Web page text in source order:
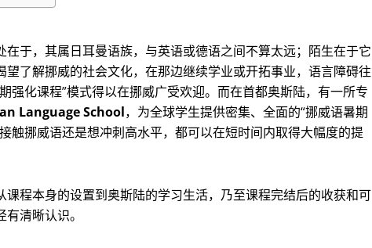
于，其属日耳曼语族，与英语或德语之间不算太远；陌生在于它
了解挪威的社会文化，在那边继续学业或开拓事业，语言障碍往
强化课程”模式得以在挪威广受欢迎。而在首都奥斯陆，有一所专
Language School，为全球学生提供密集、全面的“挪威语暑期
触挪威语还是想冲刺高水平，都可以在短时间内取得大幅度的提
程本身的设置到奥斯陆的学习生活，乃至课程完结后的收获和可
清晰认识。